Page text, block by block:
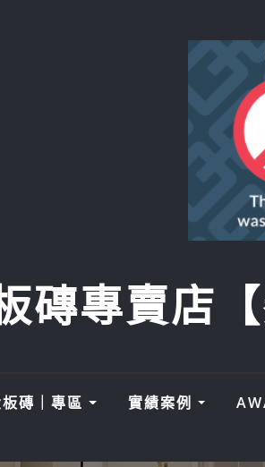
磚專賣店
磚｜專區 實績案例